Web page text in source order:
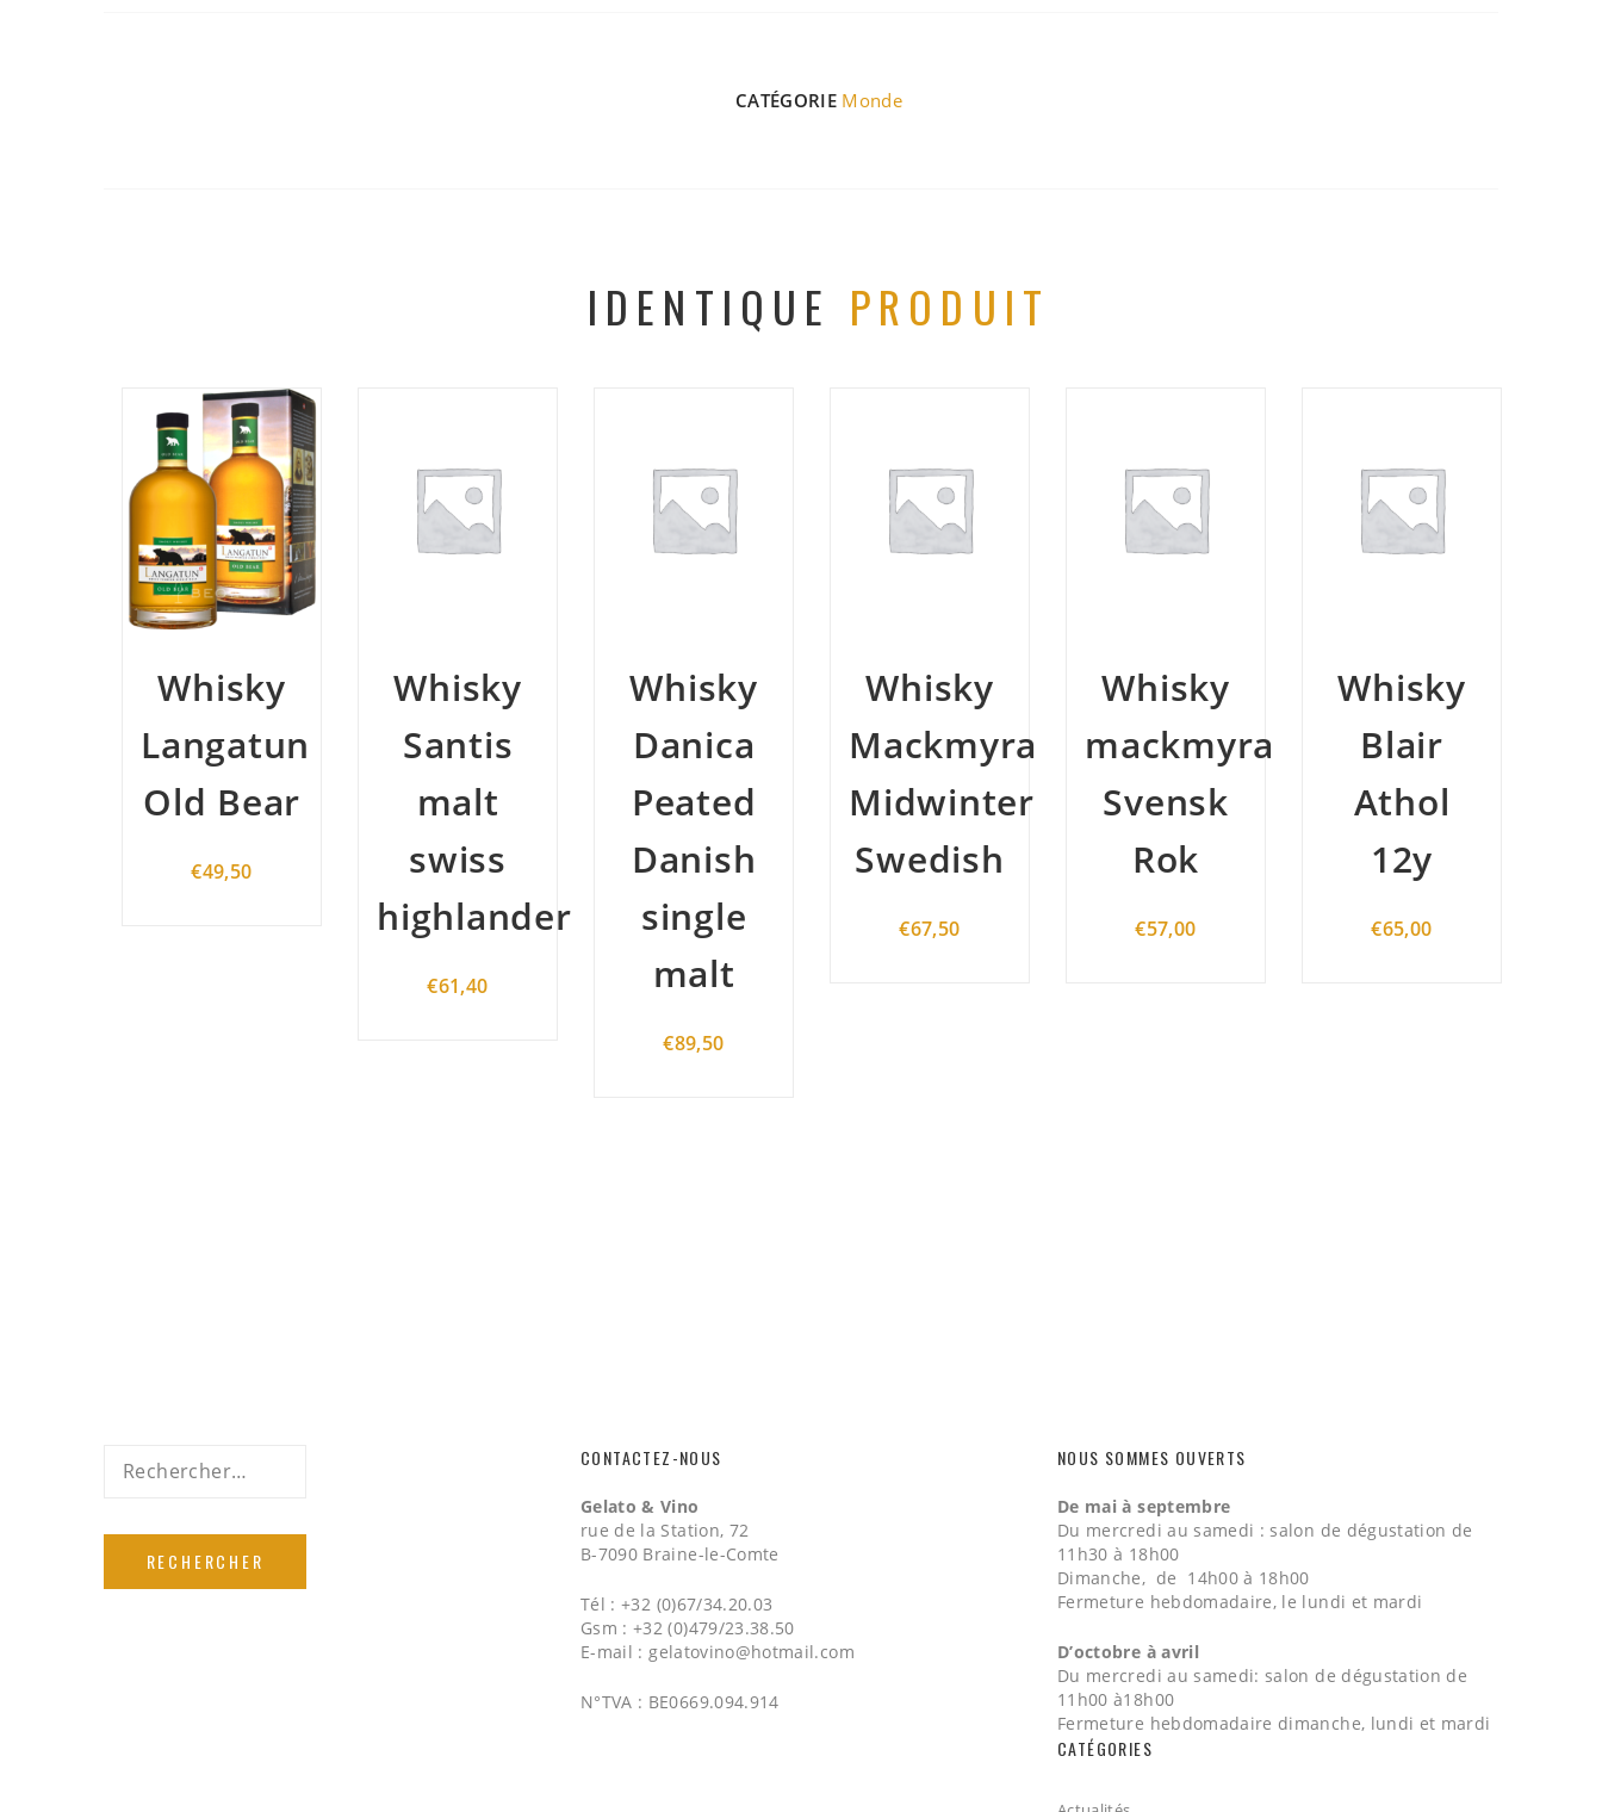
CATÉGORIE Monde
IDENTIQUE PRODUIT
Whisky
Santis
malt
swiss
Whisky
Danica
Peated
Danish
single
malt
Whisky
Mackmyra
Midwinter
Swedish
€67,50
Whisky
mackmyra
Svensk
Rok
€57,00
Whisky
Blair
Athol
12y
€65,00
Whisky
Ancnoc
Vintage
2007
cask
Rechercher : CONTACTEZ-NOUS
Gelato & Vino
rue de la Station, 72
B-7090 Braine-le-Comte
Tél : +32 (0)67/34.20.03
Gsm : +32 (0)479/23.38.50
E-mail :gelatovino@hotmail.com
N°TVA : BE0669.094.914
NOUS SOMMES OUVERTS
De mai à septembre
Du mercredi au samedi : salon de dégustation de
11h30 à 18h00
Dimanche, de 14h00 à 18h00
Fermeture hebdomadaire, le lundi et mardi
D’octobre à avril
Du mercredi au samedi: salon de dégustation de
11h00 à18h00
Fermeture hebdomadaire dimanche, lundi et mardi
CATÉGORIES